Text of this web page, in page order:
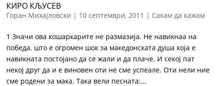
КИРО КЉУСЕВ
Горан Михајловски | 10 септември, 2011 | Сакам да кажам
1 Значи ова кошаркарите не размазија. Не навикнаа на
победа. што е огромен шок за македонската душа која е
навикната постојано да се жали и да плаче. И секој пат
некој друг да и е виновен оти не сме успеале. Оти нели ние
сме родени за мака. Така вели песната:...